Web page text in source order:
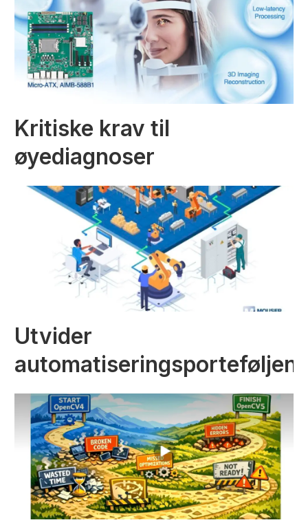
Kritiske krav til
øyediagnoser
Utvider
automatiseringsporteføljen